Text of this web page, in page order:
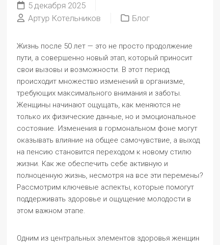
5 декабря 2025
Артур Котельников
Блог
Жизнь после 50 лет — это не просто продолжение
пути, а совершенно новый этап, который приносит
свои вызовы и возможности. В этот период
происходит множество изменений в организме,
требующих максимального внимания и заботы.
Женщины начинают ощущать, как меняются не
только их физические данные, но и эмоциональное
состояние. Изменения в гормональном фоне могут
оказывать влияние на общее самочувствие, а выход
на пенсию становится переходом к новому стилю
жизни. Как же обеспечить себе активную и
полноценную жизнь, несмотря на все эти перемены?
Рассмотрим ключевые аспекты, которые помогут
поддерживать здоровье и ощущение молодости в
этом важном этапе.
Одним из центральных элементов здоровья женщин